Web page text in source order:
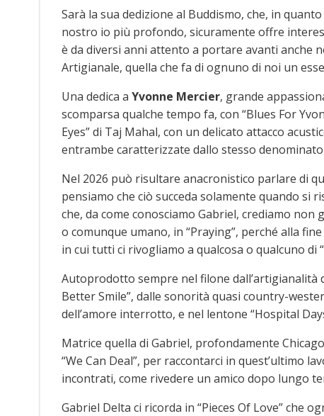
Sarà la sua dedizione al Buddismo, che, in
nostro io più profondo, sicuramente offre
è da diversi anni attento a portare avanti anche
Artigianale, quella che fa di ognuno di noi un
Una dedica a Yvonne Mercier, grande
scomparsa qualche tempo fa, con “Blues For
Eyes” di Taj Mahal, con un delicato attacco
entrambe caratterizzate dallo stesso
Nel 2026 può risultare anacronistico parlare di
pensiamo che ciò succeda solamente quando si
che, da come conosciamo Gabriel, crediamo
o comunque umano, in “Praying”, perché alla
in cui tutti ci rivogliamo a qualcosa o qualcuno di
Autoprodotto sempre nel filone dall’artigianalità
Better Smile”, dalle sonorità quasi country-
dell’amore interrotto, e nel lentone “Hospital
Matrice quella di Gabriel, profondamente
“We Can Deal”, per raccontarci in quest’ultimo
incontrati, come rivedere un amico dopo lungo
Gabriel Delta ci ricorda in “Pieces Of Love” che